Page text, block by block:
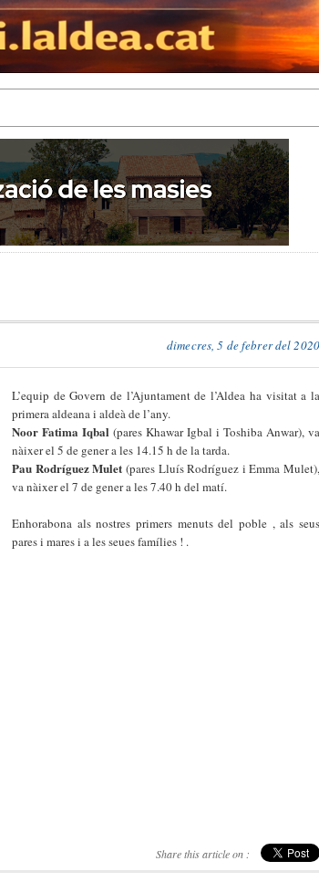
dimecres, 5 de febrer del 2020
L’equip de Govern de l’Ajuntament de l’Aldea ha visitat a la
primera aldeana i aldeà de l’any.
Noor Fatima Iqbal (pares Khawar Igbal i Toshiba Anwar), va
nàixer el 5 de gener a les 14.15 h de la tarda.
Pau Rodríguez Mulet (pares Lluís Rodríguez i Emma Mulet),
va nàixer el 7 de gener a les 7.40 h del matí.
Enhorabona als nostres primers menuts del poble , als seus
pares i mares i a les seues famílies ! .
Share this article on :